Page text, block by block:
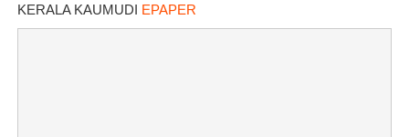
KERALA KAUMUDI EPAPER